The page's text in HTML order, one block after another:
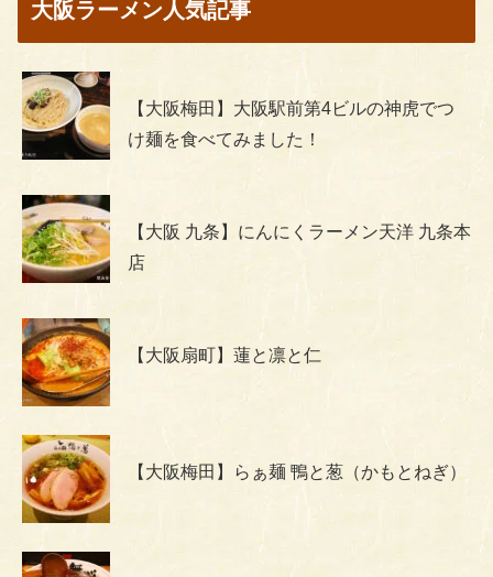
大阪ラーメン人気記事
【大阪梅田】大阪駅前第4ビルの神虎でつ
け麺を食べてみました！
【大阪 九条】にんにくラーメン天洋 九条本
店
【大阪扇町】蓮と凛と仁
【大阪梅田】らぁ麺 鴨と葱（かもとねぎ）